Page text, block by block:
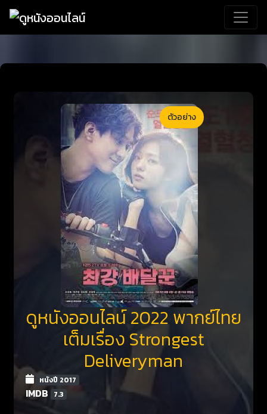
ตัวอย่าง
ดูหนังออนไลน์ 2022 พากย์ไทย
เต็มเรื่อง Strongest
Deliveryman
หนังปี 2017
IMDB 7.3